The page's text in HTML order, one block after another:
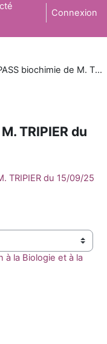
Connexion
Cours PASS biochimie de M. TRIPIER du 15/09/25
TRIPIER du
TRIPIER du 15/09/25
à la Biologie et à la